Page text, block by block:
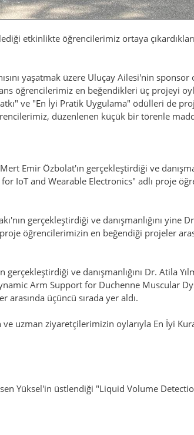
etkinlikte öğrencilerimiz ortaya
yaşatmak üzere Uluçay Ailesi'nin sponsor
öğrencilerimiz en beğendikleri üç projeyi
ve "En İyi Pratik Uygulama" ödülleri de
düzenlenen küçük bir törenle
Emir Özbolat'ın gerçekleştirdiği ve
IoT and Wearable Electronics" adlı proje
gerçekleştirdiği ve danışmanlığını yine
öğrencilerimizin en beğendiği projeler
ve danışmanlığını Dr. Atila
Arm Support for Duchenne Muscular
üçüncü sırada yer aldı.
uzman ziyaretçilerimizin oylarıyla En İyi
Yüksel'in üstlendiği "Liquid Volume